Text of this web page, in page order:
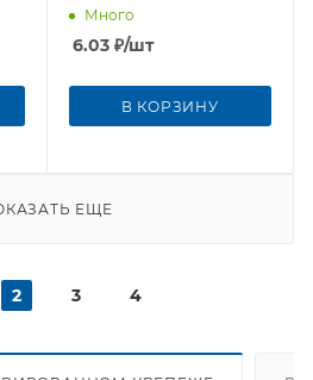
оцинкованная сталь
Много
6.03₽/шт
В КОРЗИНУ
ЕЩЕ
2 3 4